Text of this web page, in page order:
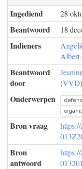
Ingediend 28
Beantwoord 18
Indieners
Albert
Beantwoord
door
(VVD)
Onderwerpen
Bron vraag
Bron
antwoord